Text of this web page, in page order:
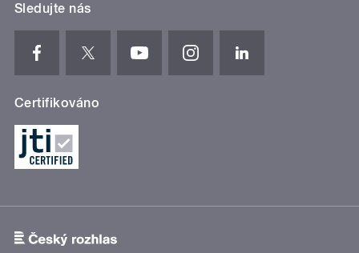
Sledujte nás
Certifikováno